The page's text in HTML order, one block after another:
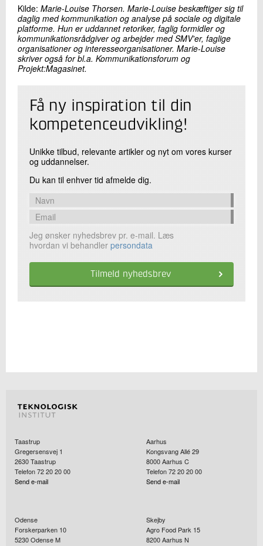
Kilde: Marie-Louise Thorsen. Marie-Louise beskæftiger sig til
daglig med kommunikation og analyse på sociale og digitale
platforme. Hun er uddannet retoriker, faglig formidler og
kommunikationsrådgiver og arbejder med SMV'er, faglige
organisationer og interesseorganisationer. Marie-Louise
skriver også for bl.a. Kommunikationsforum og
Projekt:Magasinet.
Få ny inspiration til din
kompetenceudvikling!
Unikke tilbud, relevante artikler og nyt om vores kurser
og uddannelser.
Du kan til enhver tid afmelde dig.
Jeg ønsker nyhedsbrev pr. e-mail. Læs
hvordan vi behandler persondata
Taastrup
Gregersensvej 1
2630Taastrup
Telefon 72 20 20 00
Send e-mail
Aarhus
Kongsvang Allé 29
8000Aarhus C
Telefon 72 20 20 00
Send e-mail
Odense
Forskerparken 10
5230Odense M
Skejby
Agro Food Park 15
8200Aarhus N